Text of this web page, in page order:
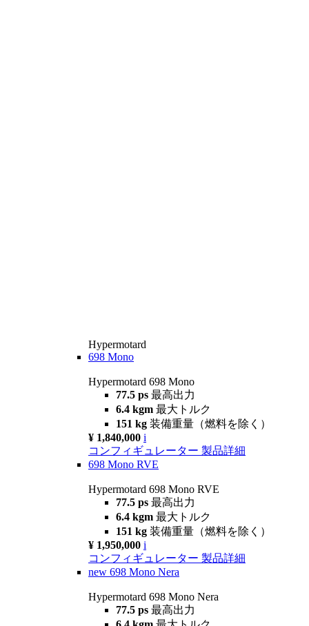
Hypermotard
698 Mono
Hypermotard 698 Mono
77.5 ps 最高出力
6.4 kgm 最大トルク
151 kg 装備重量（燃料を除く）
¥ 1,840,000 i
コンフィギュレーター 製品詳細
698 Mono RVE
Hypermotard 698 Mono RVE
77.5 ps 最高出力
6.4 kgm 最大トルク
151 kg 装備重量（燃料を除く）
¥ 1,950,000 i
コンフィギュレーター 製品詳細
new 698 Mono Nera
Hypermotard 698 Mono Nera
77.5 ps 最高出力